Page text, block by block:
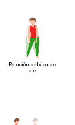
Rotación pélvica de
pie